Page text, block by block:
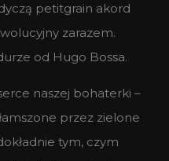
petitgrain akord
zarazem.
od Hugo Bossa.
naszej bohaterki –
przez zielone
tym, czym